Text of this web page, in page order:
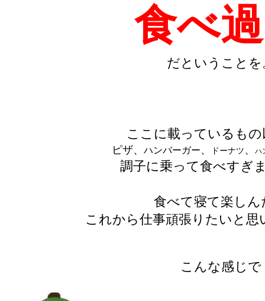
食べ
だということを
ここに載っているも
ピザ、 ハンバーガー、 ドーナツ、 ハ
調子に乗って食べすぎ
食べて寝て楽しん
これから仕事頑張りたいと
こんな感じで